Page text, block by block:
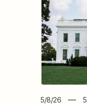
5/8/26 5